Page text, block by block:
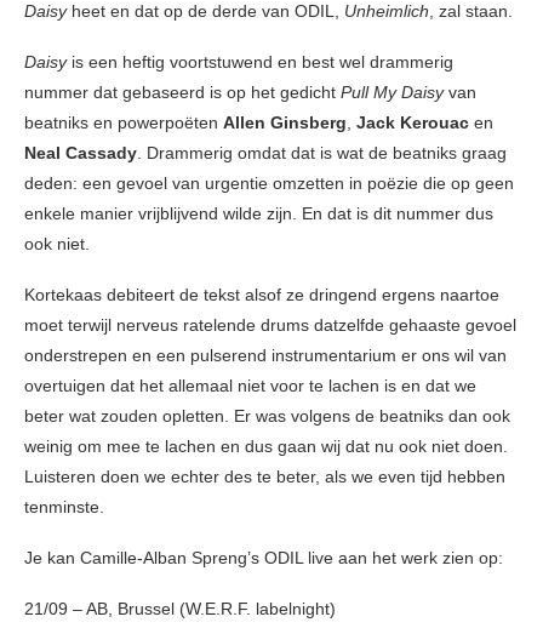
Daisyheet en dat op de derde van ODIL, Unheimlich, zal staan.
Daisyis een heftig voortstuwend en best wel drammerig
nummer dat gebaseerd is op het gedicht Pull My Daisyvan
beatniks en powerpoëten Allen Ginsberg, Jack Kerouac en
Neal Cassady. Drammerig omdat dat is wat de beatniks graag
deden: een gevoel van urgentie omzetten in poëzie die op geen
enkele manier vrijblijvend wilde zijn. En dat is dit nummer dus
ook niet.
Kortekaas debiteert de tekst alsof ze dringend ergens naartoe
moet terwijl nerveus ratelende drums datzelfde gehaaste gevoel
onderstrepen en een pulserend instrumentarium er ons wil van
overtuigen dat het allemaal niet voor te lachen is en dat we
beter wat zouden opletten. Er was volgens de beatniks dan ook
weinig om mee te lachen en dus gaan wij dat nu ook niet doen.
Luisteren doen we echter des te beter, als we even tijd hebben
tenminste.
Je kan Camille-Alban Spreng’s ODIL live aan het werk zien op:
21/09 – AB, Brussel (W.E.R.F. labelnight)